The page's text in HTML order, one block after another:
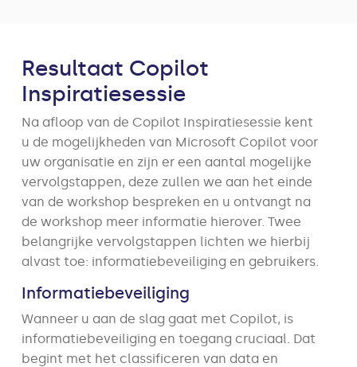
Resultaat Copilot
Inspiratiesessie
Na afloop van de Copilot Inspiratiesessie kent
u de mogelijkheden van Microsoft Copilot voor
uw organisatie en zijn er een aantal mogelijke
vervolgstappen, deze zullen we aan het einde
van de workshop bespreken en u ontvangt na
de workshop meer informatie hierover. Twee
belangrijke vervolgstappen lichten we hierbij
alvast toe: informatiebeveiliging en gebruikers.
Informatiebeveiliging
Wanneer u aan de slag gaat met Copilot, is
informatiebeveiliging en toegang cruciaal. Dat
begint met het classificeren van data en